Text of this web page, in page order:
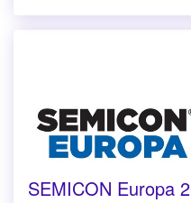
SEMICON Europa